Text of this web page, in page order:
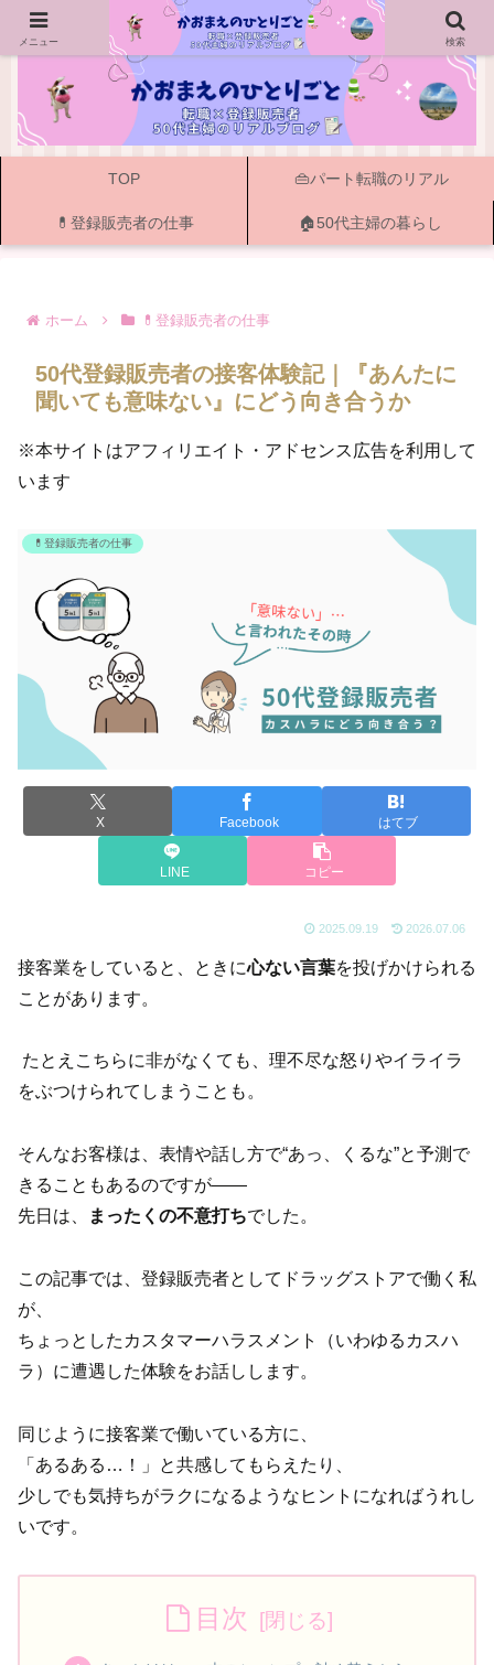
ー 50代主婦の転職・資格・登録販売者と書く暮らし ー
TOP 👜パート転職のリアル
💊登録販売者の仕事 🏠50代主婦の暮らし
ホーム 💊登録販売者の仕事
50代登録販売者の接客体験記｜『あんたに
聞いても意味ない』にどう向き合うか
※本サイトはアフィリエイト・アドセンス広告を利用して
います
💊登録販売者の仕事
X Facebook はてブ
LINE コピー
2025.09.19 2026.07.06
接客業をしていると、ときに心ない言葉を投げかけられる
ことがあります。
たとえこちらに非がなくても、理不尽な怒りやイライラ
をぶつけられてしまうことも。
そんなお客様は、表情や話し方で“あっ、くるな”と予測で
きることもあるのですが――
先日は、
まったくの不意打ちでした。
この記事では、登録販売者としてドラッグストアで働く私
が、
ちょっとしたカスタマーハラスメント（いわゆるカスハ
ラ）に遭遇した体験をお話しします。
同じように接客業で働いている方に、
「あるある…！」と共感してもらえたり、
少しでも気持ちがラクになるようなヒントになればうれし
いです。
目次
メニュー 検索